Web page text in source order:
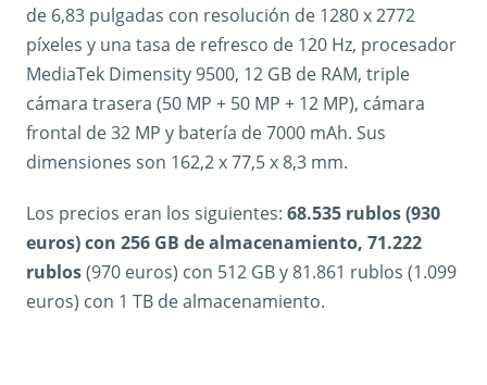
de 6,83 pulgadas con resolución de 1280 x 2772
píxeles y una tasa de refresco de 120 Hz, procesador
MediaTek Dimensity 9500, 12 GB de RAM, triple
cámara trasera (50 MP + 50 MP + 12 MP), cámara
frontal de 32 MP y batería de 7000 mAh. Sus
dimensiones son 162,2 x 77,5 x 8,3 mm.
Los precios eran los siguientes: 68.535 rublos (930
euros) con 256 GB de almacenamiento, 71.222
rublos(970 euros) con 512 GB y 81.861 rublos (1.099
euros) con 1 TB de almacenamiento.